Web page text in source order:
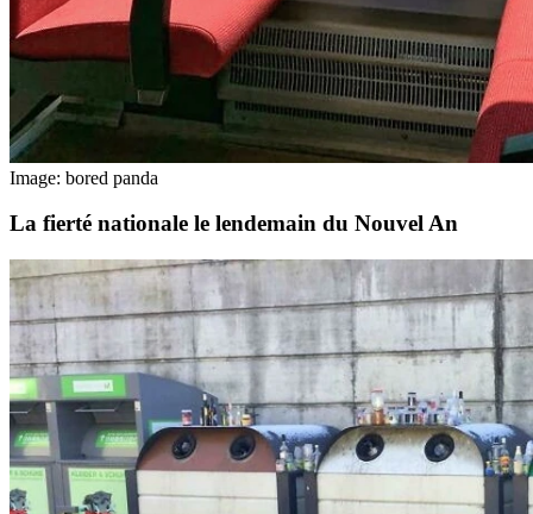
Image: bored panda
La fierté nationale le lendemain du Nouvel An